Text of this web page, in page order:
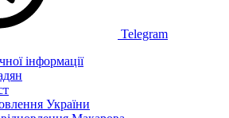
Telegram
інформації
України